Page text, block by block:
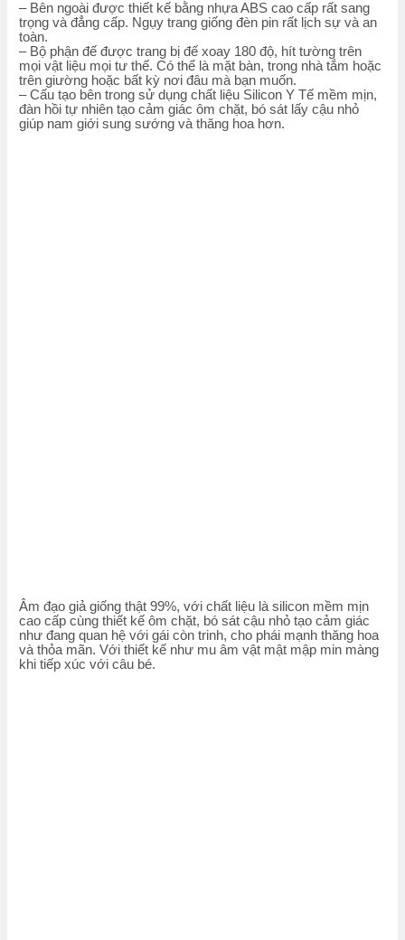
– Bên ngoài được thiết kế bằng nhựa ABS cao cấp rất sang
trọng và đẳng cấp. Ngụy trang giống đèn pin rất lịch sự và an
toàn.
– Bộ phận đế được trang bị đế xoay 180 độ, hít tường trên
mọi vật liệu mọi tư thế. Có thể là mặt bàn, trong nhà tắm hoặc
trên giường hoặc bất kỳ nơi đâu mà bạn muốn.
– Cấu tạo bên trong sử dụng chất liệu Silicon Y Tế mềm mịn,
đàn hồi tự nhiên tạo cảm giác ôm chặt, bó sát lấy cậu nhỏ
giúp nam giới sung sướng và thăng hoa hơn.
Âm đạo giả giống thật 99%, với chất liệu là silicon mềm mịn
cao cấp cùng thiết kế ôm chặt, bó sát cậu nhỏ tạo cảm giác
như đang quan hệ với gái còn trinh, cho phái mạnh thăng hoa
và thỏa mãn. Với thiết kế như mu âm vật mật mập min màng
khi tiếp xúc với câu bé.